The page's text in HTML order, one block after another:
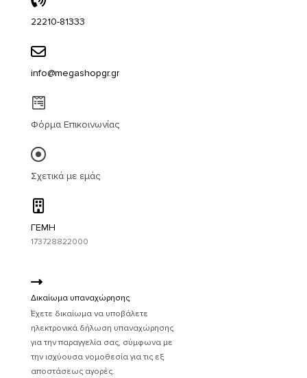
22210-81333
info@megashopgr.gr
Φόρμα Επικοινωνίας
Σχετικά με εμάς
ΓΕΜΗ
173728822000
Δικαίωμα υπαναχώρησης
Έχετε δικαίωμα να υποβάλετε
ηλεκτρονικά δήλωση υπαναχώρησης
για την παραγγελία σας, σύμφωνα με
την ισχύουσα νομοθεσία για τις εξ
αποστάσεως αγορές.